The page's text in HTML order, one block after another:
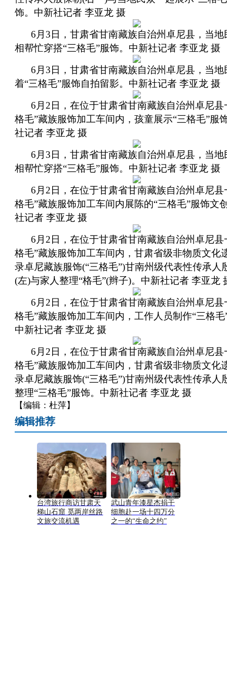
饰。中新社记者 李亚龙 摄
6月3日，甘肃省甘南藏族自治州卓尼县，当地
相帮忙穿搭“三格毛”服饰。中新社记者 李亚龙 摄
6月3日，甘肃省甘南藏族自治州卓尼县，当地
着“三格毛”服饰自拍留影。中新社记者 李亚龙 摄
6月2日，在位于甘肃省甘南藏族自治州卓尼县
格毛”藏族服饰加工车间内，孩童展示“三格毛”服
社记者 李亚龙 摄
6月3日，甘肃省甘南藏族自治州卓尼县，当地
相帮忙穿搭“三格毛”服饰。中新社记者 李亚龙 摄
6月2日，在位于甘肃省甘南藏族自治州卓尼县
格毛”藏族服饰加工车间内展陈的“三格毛”服饰文
社记者 李亚龙 摄
6月2日，在位于甘肃省甘南藏族自治州卓尼县
格毛”藏族服饰加工车间内，甘肃省级非物质文化
录卓尼藏族服饰(“三格毛”)甘南州级代表性传承人
(左)与家人整理“格毛”(辫子)。中新社记者 李亚龙
6月2日，在位于甘肃省甘南藏族自治州卓尼县
格毛”藏族服饰加工车间内，工作人员制作“三格毛
中新社记者 李亚龙 摄
6月2日，在位于甘肃省甘南藏族自治州卓尼县
格毛”藏族服饰加工车间内，甘肃省级非物质文化
录卓尼藏族服饰(“三格毛”)甘南州级代表性传承人
整理“三格毛”服饰。中新社记者 李亚龙 摄
【编辑：杜萍】
编辑推荐
台湾旅行商访甘肃天
梯山石窟 觅两岸丝路
文旅交流机遇
武山青年漆星杰捐干
细胞赴一场十四万分
之一的“生命之约”